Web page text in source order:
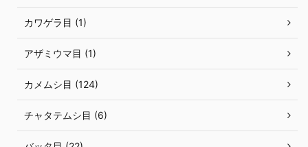
カワゲラ目 (1)
アザミウマ目 (1)
カメムシ目 (124)
チャタテムシ目 (6)